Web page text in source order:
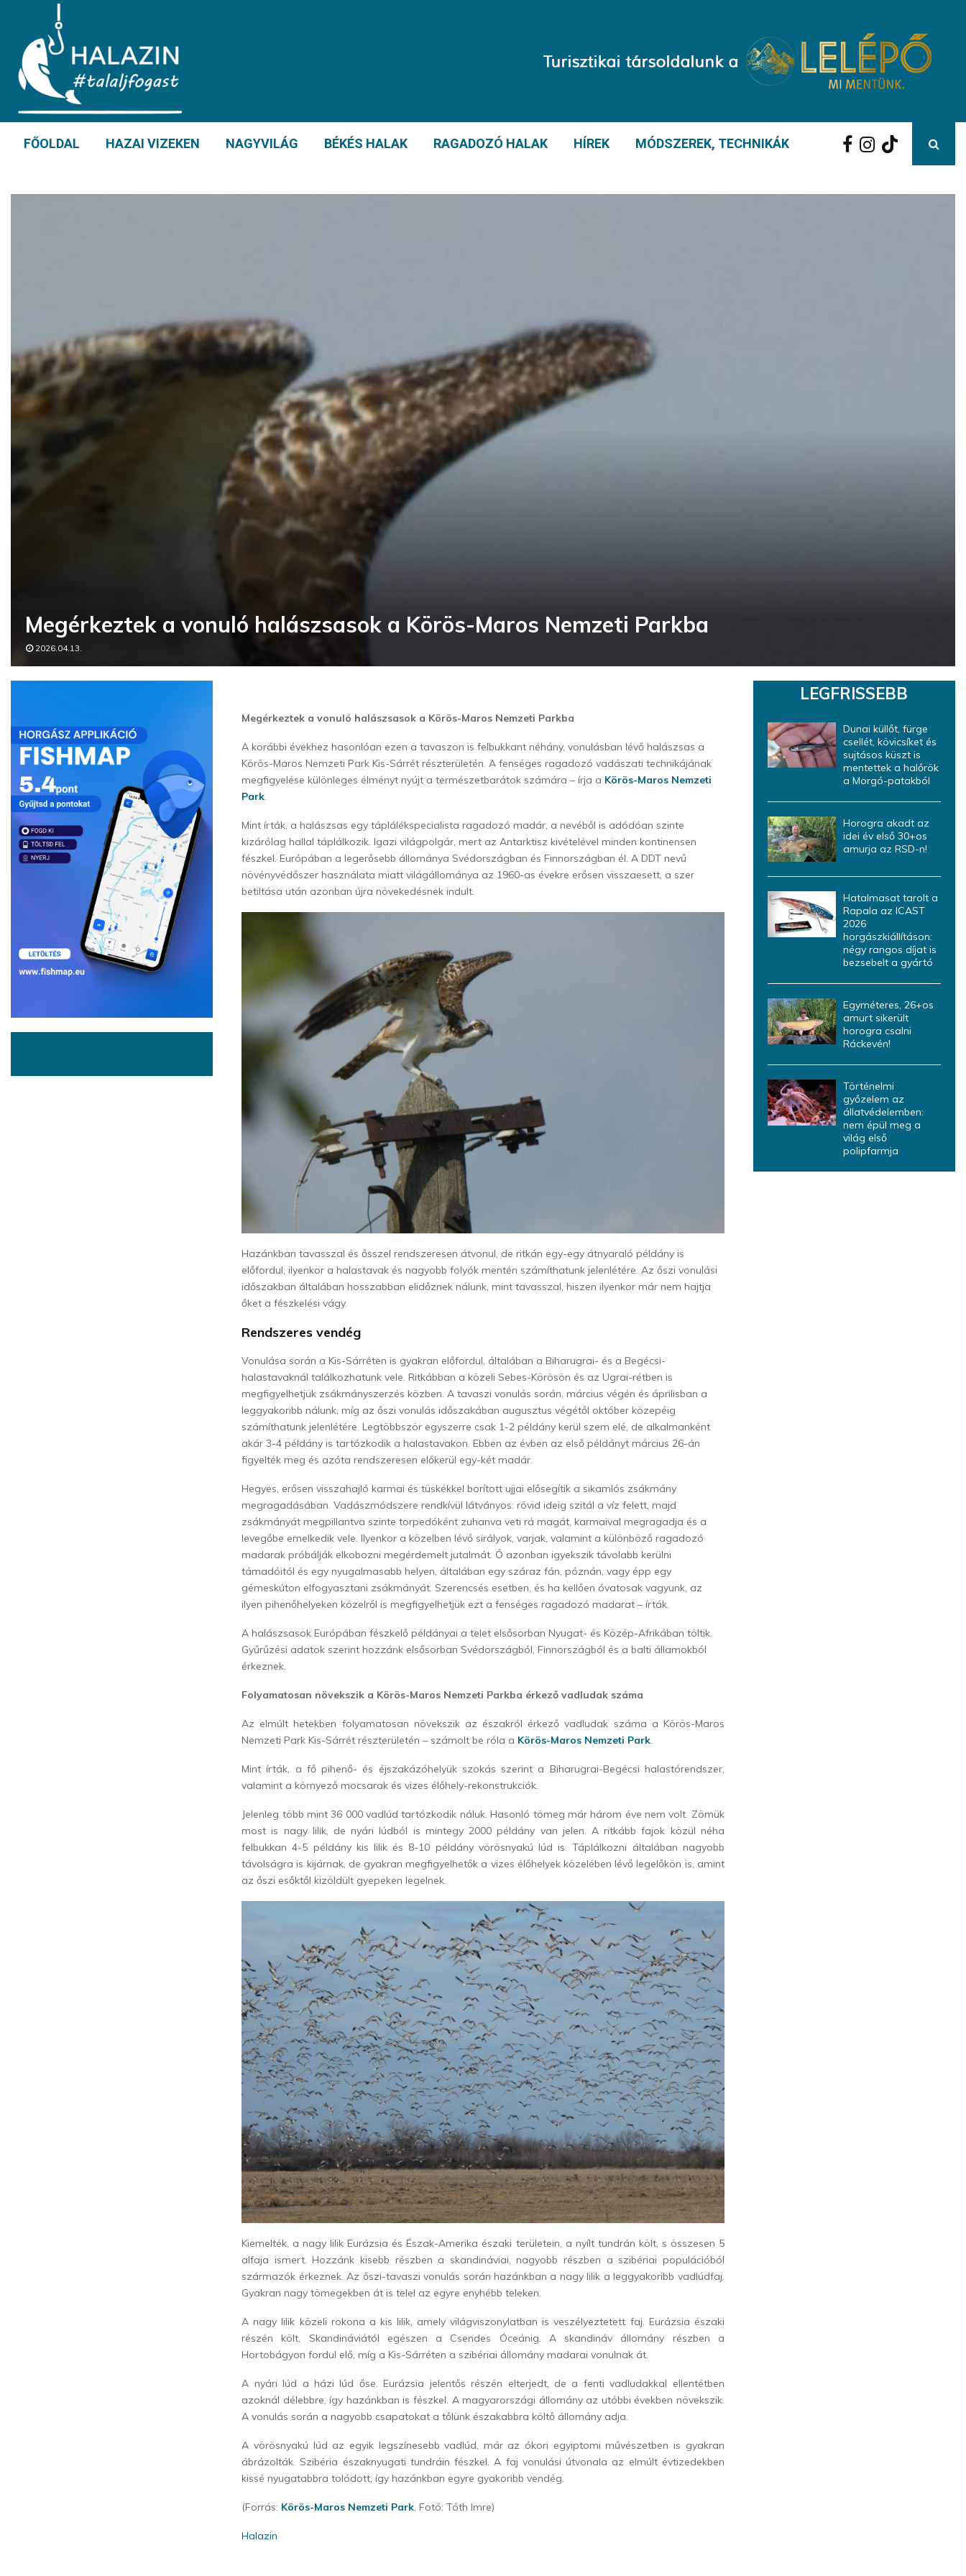
FŐOLDAL HAZAI VIZEKEN NAGYVILÁG BÉKÉS HALAK RAGADOZÓ HALAK HÍREK MÓDSZEREK, TECHNIKÁK
Megérkeztek a vonuló halászsasok a Körös-Maros Nemzeti Parkba
2026.04.13.
Megérkeztek a vonuló halászsasok a Körös-Maros Nemzeti Parkba
A korábbi évekhez hasonlóan ezen a tavaszon is felbukkant néhány, vonulásban lévő halászsas a
Körös-Maros Nemzeti Park Kis-Sárrét részterületén. A fenséges ragadozó vadászati technikájának
megfigyelése különleges élményt nyújt a természetbarátok számára – írja a Körös-Maros Nemzeti
Park.
Mint írták, a halászsas egy táplálékspecialista ragadozó madár, a nevéből is adódóan szinte
kizárólag hallal táplálkozik. Igazi világpolgár, mert az Antarktisz kivételével minden kontinensen
fészkel. Európában a legerősebb állománya Svédországban és Finnországban él. A DDT nevű
növényvédőszer használata miatt világállománya az 1960-as évekre erősen visszaesett, a szer
betiltása után azonban újra növekedésnek indult.
Hazánkban tavasszal és ősszel rendszeresen átvonul, de ritkán egy-egy átnyaraló példány is
előfordul, ilyenkor a halastavak és nagyobb folyók mentén számíthatunk jelenlétére. Az őszi vonulási
időszakban általában hosszabban elidőznek nálunk, mint tavasszal, hiszen ilyenkor már nem hajtja
őket a fészkelési vágy.
Rendszeres vendég
Vonulása során a Kis-Sárréten is gyakran előfordul, általában a Biharugrai- és a Begécsi-
halastavaknál találkozhatunk vele. Ritkábban a közeli Sebes-Körösön és az Ugrai-rétben is
megfigyelhetjük zsákmányszerzés közben. A tavaszi vonulás során, március végén és áprilisban a
leggyakoribb nálunk, míg az őszi vonulás időszakában augusztus végétől október közepéig
számíthatunk jelenlétére. Legtöbbször egyszerre csak 1-2 példány kerül szem elé, de alkalmanként
akár 3-4 példány is tartózkodik a halastavakon. Ebben az évben az első példányt március 26-án
figyelték meg és azóta rendszeresen előkerül egy-két madár.
Hegyes, erősen visszahajló karmai és tüskékkel borított ujjai elősegítik a sikamlós zsákmány
megragadásában. Vadászmódszere rendkívül látványos: rövid ideig szitál a víz felett, majd
zsákmányát megpillantva szinte torpedóként zuhanva veti rá magát, karmaival megragadja és a
levegőbe emelkedik vele. Ilyenkor a közelben lévő sirályok, varjak, valamint a különböző ragadozó
madarak próbálják elkobozni megérdemelt jutalmát. Ő azonban igyekszik távolabb kerülni
támadóitól és egy nyugalmasabb helyen, általában egy száraz fán, póznán, vagy épp egy
gémeskúton elfogyasztani zsákmányát. Szerencsés esetben, és ha kellően óvatosak vagyunk, az
ilyen pihenőhelyeken közelről is megfigyelhetjük ezt a fenséges ragadozó madarat – írták.
A halászsasok Európában fészkelő példányai a telet elsősorban Nyugat- és Közép-Afrikában töltik.
Gyűrűzési adatok szerint hozzánk elsősorban Svédországból, Finnországból és a balti államokból
érkeznek.
Folyamatosan növekszik a Körös-Maros Nemzeti Parkba érkező vadludak száma
Az elmúlt hetekben folyamatosan növekszik az északról érkező vadludak száma a Körös-Maros
Nemzeti Park Kis-Sárrét részterületén – számolt be róla a Körös-Maros Nemzeti Park.
Mint írták, a fő pihenő- és éjszakázóhelyük szokás szerint a Biharugrai-Begécsi halastórendszer,
valamint a környező mocsarak és vizes élőhely-rekonstrukciók.
Jelenleg több mint 36 000 vadlúd tartózkodik náluk. Hasonló tömeg már három éve nem volt. Zömük
most is nagy lilik, de nyári lúdból is mintegy 2000 példány van jelen. A ritkább fajok közül néha
felbukkan 4-5 példány kis lilik és 8-10 példány vörösnyakú lúd is. Táplálkozni általában nagyobb
távolságra is kijárnak, de gyakran megfigyelhetők a vizes élőhelyek közelében lévő legelőkön is, amint
az őszi esőktől kizöldült gyepeken legelnek.
Kiemelték, a nagy lilik Eurázsia és Észak-Amerika északi területein, a nyílt tundrán költ, s összesen 5
alfaja ismert. Hozzánk kisebb részben a skandináviai, nagyobb részben a szibériai populációból
származók érkeznek. Az őszi-tavaszi vonulás során hazánkban a nagy lilik a leggyakoribb vadlúdfaj.
Gyakran nagy tömegekben át is telel az egyre enyhébb teleken.
A nagy lilik közeli rokona a kis lilik, amely világviszonylatban is veszélyeztetett faj. Eurázsia északi
részén költ, Skandináviától egészen a Csendes Óceánig. A skandináv állomány részben a
Hortobágyon fordul elő, míg a Kis-Sárréten a szibériai állomány madarai vonulnak át.
A nyári lúd a házi lúd őse. Eurázsia jelentős részén elterjedt, de a fenti vadludakkal ellentétben
azoknál délebbre, így hazánkban is fészkel. A magyarországi állomány az utóbbi években növekszik.
A vonulás során a nagyobb csapatokat a tőlünk északabbra költő állomány adja.
A vörösnyakú lúd az egyik legszínesebb vadlúd, már az ókori egyiptomi művészetben is gyakran
ábrázolták. Szibéria északnyugati tundráin fészkel. A faj vonulási útvonala az elmúlt évtizedekben
kissé nyugatabbra tolódott, így hazánkban egyre gyakoribb vendég.
(Forrás: Körös-Maros Nemzeti Park, Fotó: Tóth Imre)
Halazin
LEGFRISSEBB
Dunai küllőt, fürge
csellét, kövicsíket és
sujtásos küszt is
mentettek a halőrök
a Morgó-patakból
Horogra akadt az
idei év első 30+os
amurja az RSD-n!
Hatalmasat tarolt a
Rapala az ICAST
2026
horgászkiállításon:
négy rangos díjat is
bezsebelt a gyártó
Egyméteres, 26+os
amurt sikerült
horogra csalni
Ráckevén!
Történelmi
győzelem az
állatvédelemben:
nem épül meg a
világ első
polipfarmja